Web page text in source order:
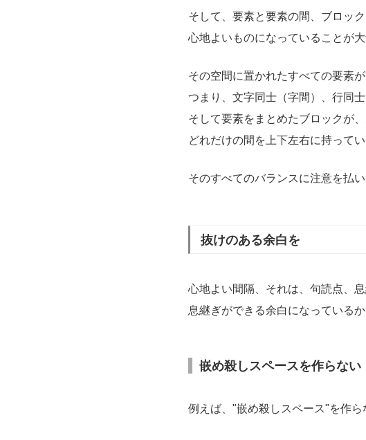
そして、要素と要素の間、ブロッ
心地よいものになっていることが大
その空間に置かれたすべての要素
つまり、文字同士（字間）、行同
そして要素をまとめたブロックが
どれだけの間を上下左右に持ってい
そのすべてのバランスに注意を払い
抜けのある余白を
心地よい間隔、それは、句読点、
息継ぎができる余白になっているか
嵌め殺しスペースを作らない
例えば、"嵌め殺しスペース"を作ら